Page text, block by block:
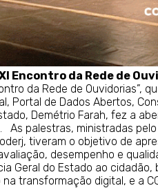
Encontro da Rede de
da Rede de Ouvidorias”,
Portal de Dados Abertos,
Demétrio Farah, fez a
As palestras, ministradas
tiveram o objetivo de
desempenho e
Geral do Estado ao
transformação digital, e a